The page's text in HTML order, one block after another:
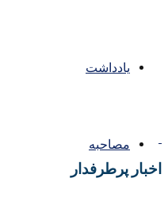
یادداشت
مصاحبه
اخبار پرطرفدار